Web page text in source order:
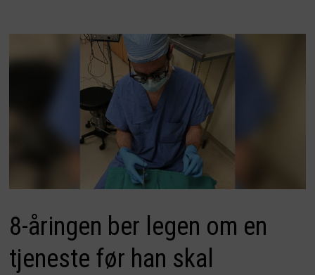
8-åringen ber legen om en
tjeneste før han skal